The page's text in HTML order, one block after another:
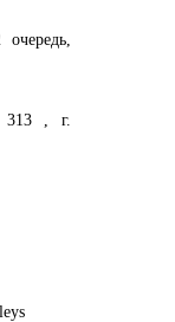
313 , г.